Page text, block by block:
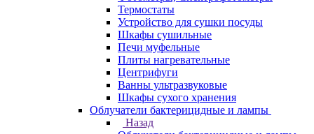
Термостаты
Устройство для сушки посуды
Шкафы сушильные
Печи муфельные
Плиты нагревательные
Центрифуги
Ванны ультразвуковые
Шкафы сухого хранения
Облучатели бактерицидные и лампы
Назад